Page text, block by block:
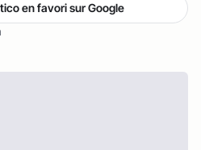
en favori sur Google